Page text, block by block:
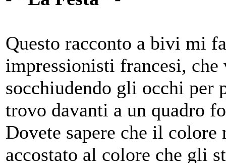
Questo racconto a bivi mi
impressionisti francesi,
socchiudendo gli occhi
trovo davanti a un quadro
Dovete sapere che il colore
accostato al colore che gli